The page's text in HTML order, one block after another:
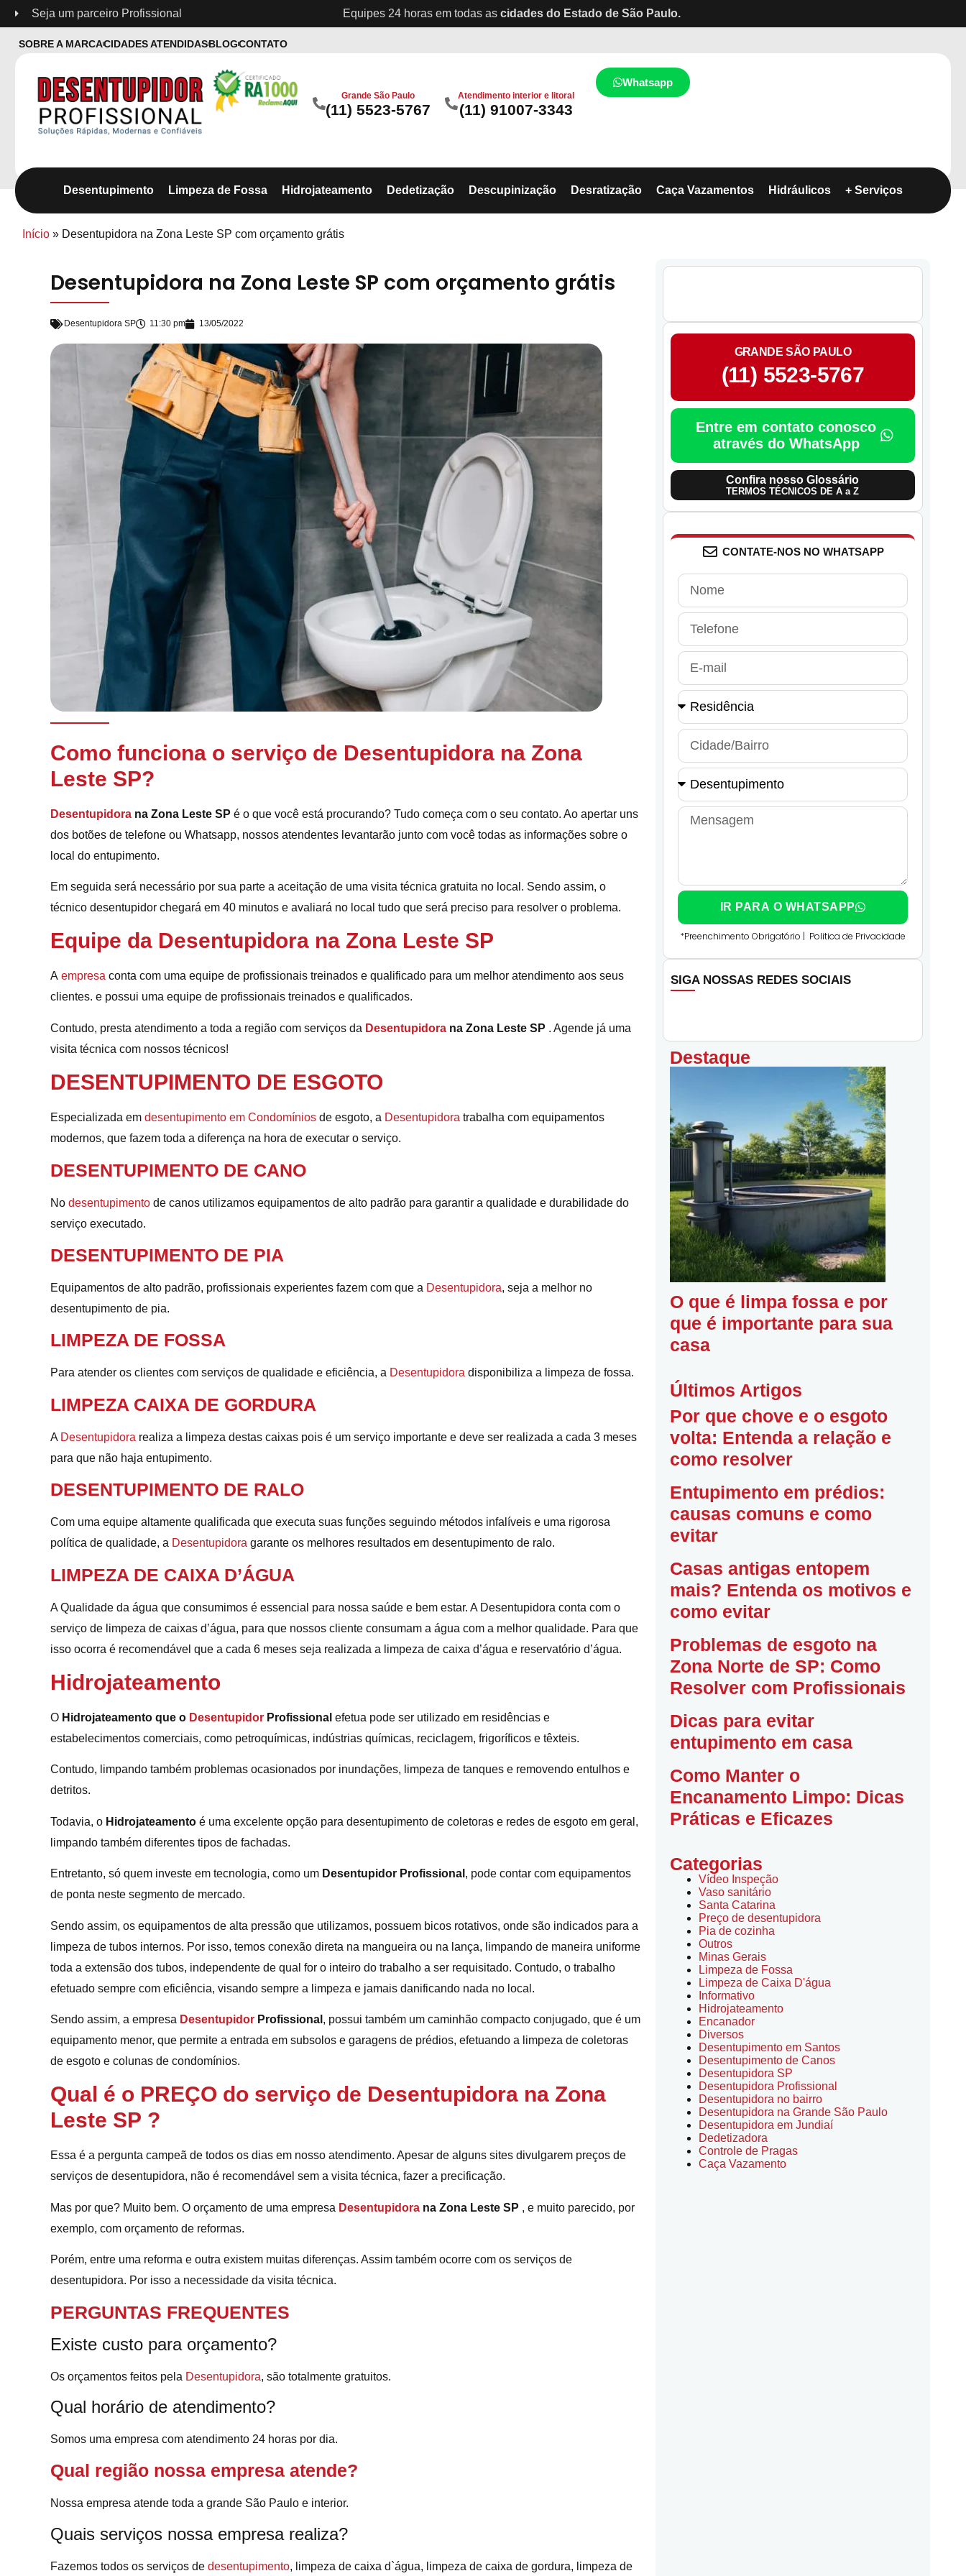
Seja um parceiro Profissional Equipes 24 horas em todas as cidades do Estado de São Paulo.
SOBRE A MARCACIDADES ATENDIDASBLOGCONTATO
Grande São Paulo
(11) 5523-5767
Atendimento interior e litoral
(11) 91007-3343
Whatsapp
Desentupimento Limpeza de Fossa Hidrojateamento Dedetização Descupinização Desratização Caça Vazamentos Hidráulicos + Serviços
Início » Desentupidora na Zona Leste SP com orçamento grátis
Desentupidora na Zona Leste SP com orçamento grátis
Desentupidora SP 11:30 pm 13/05/2022
Como funciona o serviço de Desentupidora na Zona
Leste SP?
Desentupidora na Zona Leste SP é o que você está procurando? Tudo começa com o seu contato. Ao apertar uns
dos botões de telefone ou Whatsapp, nossos atendentes levantarão junto com você todas as informações sobre o
local do entupimento.
Em seguida será necessário por sua parte a aceitação de uma visita técnica gratuita no local. Sendo assim, o
técnico desentupidor chegará em 40 minutos e avaliará no local tudo que será preciso para resolver o problema.
Equipe da Desentupidora na Zona Leste SP
A empresa conta com uma equipe de profissionais treinados e qualificado para um melhor atendimento aos seus
clientes. e possui uma equipe de profissionais treinados e qualificados.
Contudo, presta atendimento a toda a região com serviços da Desentupidora na Zona Leste SP . Agende já uma
visita técnica com nossos técnicos!
DESENTUPIMENTO DE ESGOTO
Especializada em desentupimento em Condomínios de esgoto, a Desentupidora trabalha com equipamentos
modernos, que fazem toda a diferença na hora de executar o serviço.
DESENTUPIMENTO DE CANO
No desentupimento de canos utilizamos equipamentos de alto padrão para garantir a qualidade e durabilidade do
serviço executado.
DESENTUPIMENTO DE PIA
Equipamentos de alto padrão, profissionais experientes fazem com que a Desentupidora, seja a melhor no
desentupimento de pia.
LIMPEZA DE FOSSA
Para atender os clientes com serviços de qualidade e eficiência, a Desentupidora disponibiliza a limpeza de fossa.
LIMPEZA CAIXA DE GORDURA
A Desentupidora realiza a limpeza destas caixas pois é um serviço importante e deve ser realizada a cada 3 meses
para que não haja entupimento.
DESENTUPIMENTO DE RALO
Com uma equipe altamente qualificada que executa suas funções seguindo métodos infalíveis e uma rigorosa
política de qualidade, a Desentupidora garante os melhores resultados em desentupimento de ralo.
LIMPEZA DE CAIXA D’ÁGUA
A Qualidade da água que consumimos é essencial para nossa saúde e bem estar. A Desentupidora conta com o
serviço de limpeza de caixas d’água, para que nossos cliente consumam a água com a melhor qualidade. Para que
isso ocorra é recomendável que a cada 6 meses seja realizada a limpeza de caixa d’água e reservatório d’água.
Hidrojateamento
O Hidrojateamento que o Desentupidor Profissional efetua pode ser utilizado em residências e
estabelecimentos comerciais, como petroquímicas, indústrias químicas, reciclagem, frigoríficos e têxteis.
Contudo, limpando também problemas ocasionados por inundações, limpeza de tanques e removendo entulhos e
detritos.
Todavia, o Hidrojateamento é uma excelente opção para desentupimento de coletoras e redes de esgoto em geral,
limpando também diferentes tipos de fachadas.
Entretanto, só quem investe em tecnologia, como um Desentupidor Profissional , pode contar com equipamentos
de ponta neste segmento de mercado.
Sendo assim, os equipamentos de alta pressão que utilizamos, possuem bicos rotativos, onde são indicados para a
limpeza de tubos internos. Por isso, temos conexão direta na mangueira ou na lança, limpando de maneira uniforme
toda a extensão dos tubos, independente de qual for o inteiro do trabalho a ser requisitado. Contudo, o trabalho
efetuado sempre com eficiência, visando sempre a limpeza e jamais danificando nada no local.
Sendo assim, a empresa Desentupidor Profissional , possui também um caminhão compacto conjugado, que é um
equipamento menor, que permite a entrada em subsolos e garagens de prédios, efetuando a limpeza de coletoras
de esgoto e colunas de condomínios.
Qual é o PREÇO do serviço de Desentupidora na Zona
Leste SP ?
Essa é a pergunta campeã de todos os dias em nosso atendimento. Apesar de alguns sites divulgarem preços de
serviços de desentupidora, não é recomendável sem a visita técnica, fazer a precificação.
Mas por que? Muito bem. O orçamento de uma empresa Desentupidora na Zona Leste SP , e muito parecido, por
exemplo, com orçamento de reformas.
Porém, entre uma reforma e outra existem muitas diferenças. Assim também ocorre com os serviços de
desentupidora. Por isso a necessidade da visita técnica.
PERGUNTAS FREQUENTES
Existe custo para orçamento?
Os orçamentos feitos pela Desentupidora, são totalmente gratuitos.
Qual horário de atendimento?
Somos uma empresa com atendimento 24 horas por dia.
Qual região nossa empresa atende?
Nossa empresa atende toda a grande São Paulo e interior.
Quais serviços nossa empresa realiza?
Fazemos todos os serviços de desentupimento, limpeza de caixa d`água, limpeza de caixa de gordura, limpeza de
GRANDE SÃO PAULO
(11) 5523-5767
Entre em contato conosco
através do WhatsApp
Confira nosso Glossário
TERMOS TÉCNICOS DE A a Z
CONTATE-NOS NO WHATSAPP
IR PARA O WHATSAPP
*Preenchimento Obrigatório | Politica de Privacidade
SIGA NOSSAS REDES SOCIAIS
Destaque
O que é limpa fossa e por
que é importante para sua
casa
Últimos Artigos
Por que chove e o esgoto
volta: Entenda a relação e
como resolver
Entupimento em prédios:
causas comuns e como
evitar
Casas antigas entopem
mais? Entenda os motivos e
como evitar
Problemas de esgoto na
Zona Norte de SP: Como
Resolver com Profissionais
Dicas para evitar
entupimento em casa
Como Manter o
Encanamento Limpo: Dicas
Práticas e Eficazes
Categorias
Vídeo Inspeção
Vaso sanitário
Santa Catarina
Preço de desentupidora
Pia de cozinha
Outros
Minas Gerais
Limpeza de Fossa
Limpeza de Caixa D'água
Informativo
Hidrojateamento
Encanador
Diversos
Desentupimento em Santos
Desentupimento de Canos
Desentupidora SP
Desentupidora Profissional
Desentupidora no bairro
Desentupidora na Grande São Paulo
Desentupidora em Jundiaí
Dedetizadora
Controle de Pragas
Caça Vazamento